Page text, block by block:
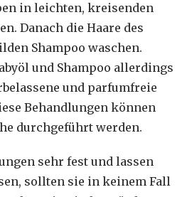
in leichten, kreisenden
Danach die Haare des
Shampoo waschen.
und Shampoo allerdings
und parfumfreie
Behandlungen können
durchgeführt werden.
sehr fest und lassen
sollten sie in keinem Fall